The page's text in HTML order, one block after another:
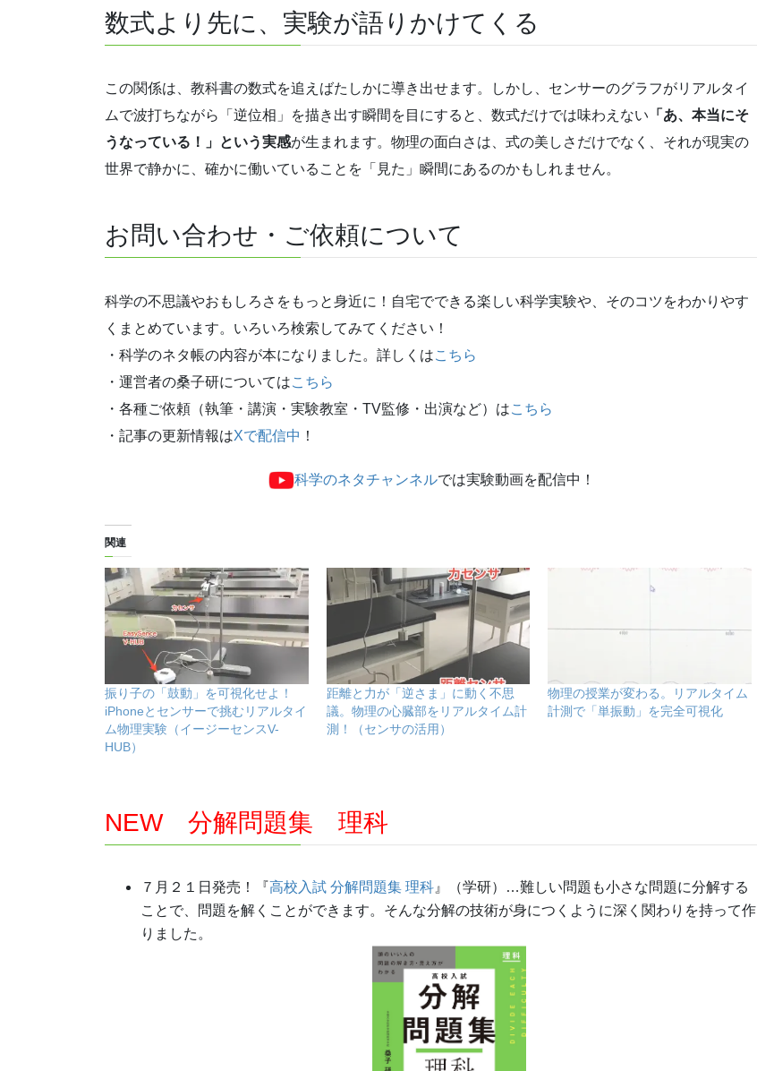
数式より先に、実験が語りかけてくる
この関係は、教科書の数式を追えばたしかに導き出せます。しかし、センサーのグラフがリアルタイ
ムで波打ちながら「逆位相」を描き出す瞬間を目にすると、数式だけでは味わえない 「あ、本当にそ
うなっている！」という実感が生まれます。物理の面白さは、式の美しさだけでなく、それが現実の
世界で静かに、確かに働いていることを「見た」瞬間にあるのかもしれません。
お問い合わせ・ご依頼について
科学の不思議やおもしろさをもっと身近に！自宅でできる楽しい科学実験や、そのコツをわかりやす
くまとめています。いろいろ検索してみてください！
・科学のネタ帳の内容が本になりました。詳しくはこちら
・運営者の桑子研についてはこちら
・各種ご依頼（執筆・講演・実験教室・TV監修・出演など）はこちら
・記事の更新情報はXで配信中 ！
科学のネタチャンネルでは実験動画を配信中！
関連
振り子の「鼓動」を可視化せよ！
iPhoneとセンサーで挑むリアルタイ
ム物理実験（イージーセンスV-
HUB）
距離と力が「逆さま」に動く不思
議。物理の心臓部をリアルタイム計
測！（センサの活用）
物理の授業が変わる。リアルタイム
計測で「単振動」を完全可視化
NEW 分解問題集 理科
７月２１日発売！『高校入試 分解問題集 理科 』（学研）…難しい問題も小さな問題に分解する
ことで、問題を解くことができます。そんな分解の技術が身につくように深く関わりを持って作
りました。